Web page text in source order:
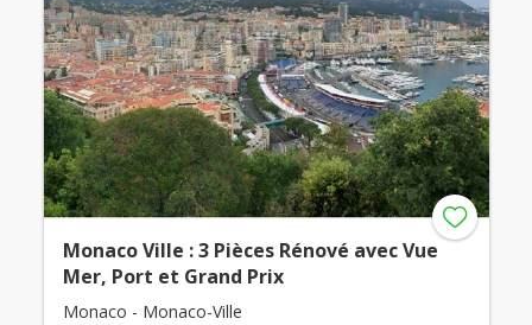
Monaco Ville : 3 Pièces Rénové avec Vue
Mer, Port et Grand Prix
Monaco - Monaco-Ville